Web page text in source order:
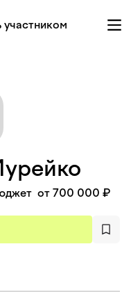
участником
от 700 000 ₽